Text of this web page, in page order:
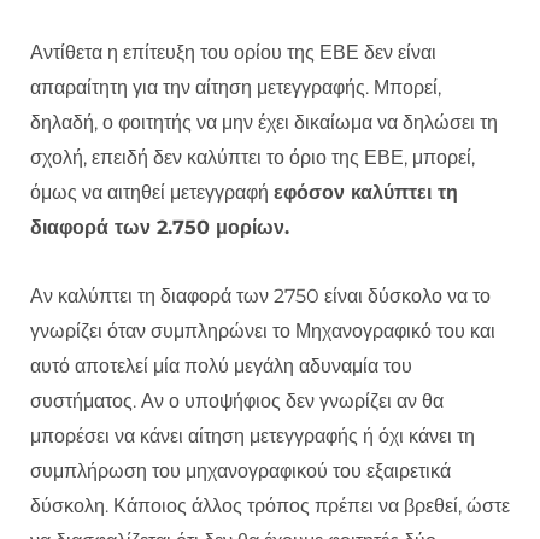
Αντίθετα η επίτευξη του ορίου της ΕΒΕ δεν είναι
απαραίτητη για την αίτηση μετεγγραφής. Μπορεί,
δηλαδή, ο φοιτητής να μην έχει δικαίωμα να δηλώσει τη
σχολή, επειδή δεν καλύπτει το όριο της ΕΒΕ, μπορεί,
όμως να αιτηθεί μετεγγραφή εφόσον καλύπτει τη
διαφορά των 2.750 μορίων.
Αν καλύπτει τη διαφορά των 2750 είναι δύσκολο να το
γνωρίζει όταν συμπληρώνει το Μηχανογραφικό του και
αυτό αποτελεί μία πολύ μεγάλη αδυναμία του
συστήματος. Αν ο υποψήφιος δεν γνωρίζει αν θα
μπορέσει να κάνει αίτηση μετεγγραφής ή όχι κάνει τη
συμπλήρωση του μηχανογραφικού του εξαιρετικά
δύσκολη. Κάποιος άλλος τρόπος πρέπει να βρεθεί, ώστε